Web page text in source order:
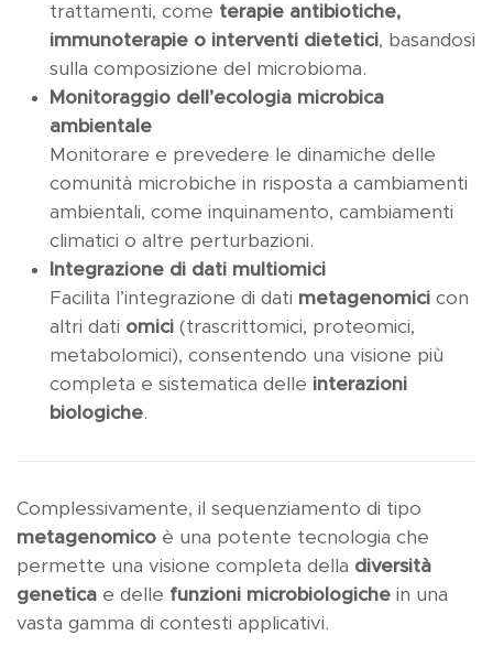
trattamenti, come terapie antibiotiche,
immunoterapie o interventi dietetici, basandosi
sulla composizione del microbioma.
Monitoraggio dell’ecologia microbica
ambientale
Monitorare e prevedere le dinamiche delle
comunità microbiche in risposta a cambiamenti
ambientali, come inquinamento, cambiamenti
climatici o altre perturbazioni.
Integrazione di dati multiomici
Facilita l’integrazione di dati metagenomici con
altri dati omici (trascrittomici, proteomici,
metabolomici), consentendo una visione più
completa e sistematica delle interazioni
biologiche.
Complessivamente, il sequenziamento di tipo
metagenomico è una potente tecnologia che
permette una visione completa della diversità
genetica e delle funzioni microbiologiche in una
vasta gamma di contesti applicativi.